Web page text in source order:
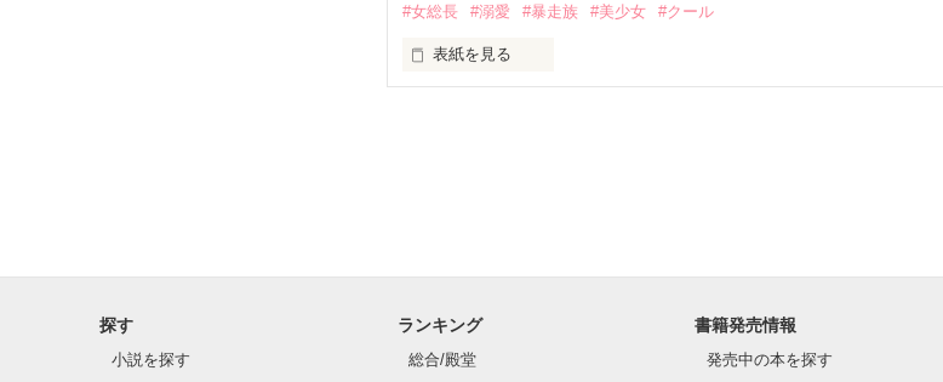
#女総長 #溺愛 #暴走族 #美少女 #クール
表紙を見る
処女作です。投稿ペース遅め
探す
小説を探す
ランキング
総合/殿堂
書籍発売情報
発売中の本を探す